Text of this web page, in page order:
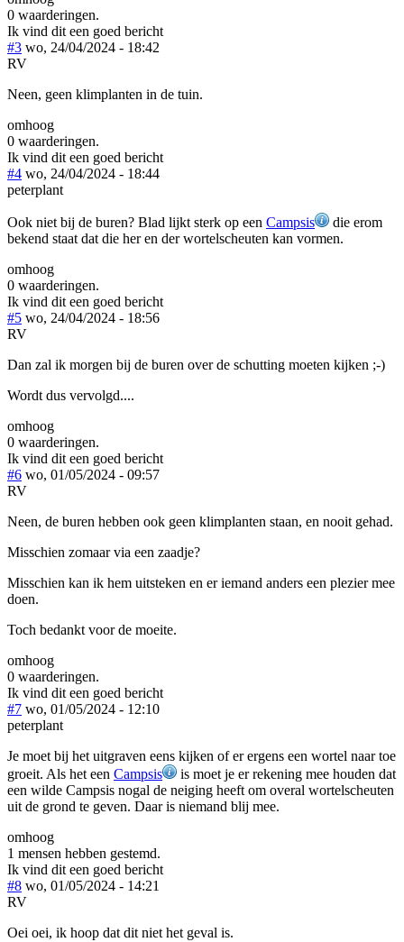
0 waarderingen.
Ik vind dit een goed bericht
#3 wo, 24/04/2024 - 18:42
RV
Neen, geen klimplanten in de tuin.
omhoog
0 waarderingen.
Ik vind dit een goed bericht
#4 wo, 24/04/2024 - 18:44
peterplant
Ook niet bij de buren? Blad lijkt sterk op een Campsis
die erom
bekend staat dat die her en der wortelscheuten kan vormen.
omhoog
0 waarderingen.
Ik vind dit een goed bericht
#5 wo, 24/04/2024 - 18:56
RV
Dan zal ik morgen bij de buren over de schutting moeten kijken ;-)
Wordt dus vervolgd....
omhoog
0 waarderingen.
Ik vind dit een goed bericht
#6 wo, 01/05/2024 - 09:57
RV
Neen, de buren hebben ook geen klimplanten staan, en nooit gehad.
Misschien zomaar via een zaadje?
Misschien kan ik hem uitsteken en er iemand anders een plezier mee
doen.
Toch bedankt voor de moeite.
omhoog
0 waarderingen.
Ik vind dit een goed bericht
#7 wo, 01/05/2024 - 12:10
peterplant
Je moet bij het uitgraven eens kijken of er ergens een wortel naar toe
groeit. Als het een Campsis
is moet je er rekening mee houden dat
een wilde Campsis nogal de neiging heeft om overal wortelscheuten
uit de grond te geven. Daar is niemand blij mee.
omhoog
1 mensen hebben gestemd.
Ik vind dit een goed bericht
#8 wo, 01/05/2024 - 14:21
RV
Oei oei, ik hoop dat dit niet het geval is.